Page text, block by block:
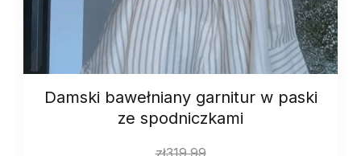
Damski bawełniany garnitur w paski
ze spodniczkami